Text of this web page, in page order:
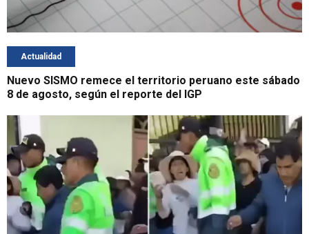
Actualidad
Nuevo SISMO remece el territorio peruano este sábado
8 de agosto, según el reporte del IGP